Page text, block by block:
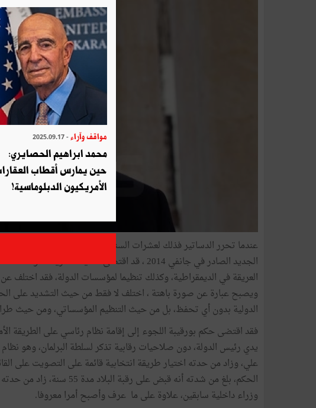
عندما تحرر الدساتير فذلك لعشرات السنين، فليس من المنطق أن يتم
الجديد الصادر في جانفي 2014 ، قد اقتضى تنظيما
ويصبح عبارة عن صورة باهتة ، اختلف لا فقط من حيث التشديد على
الدولية بدون أي تحفظ، بل من حيث التنظيم المؤسساتي، ومن حيث
فقد اقتضى حكم بورقيبة اللجوء إلى إقامة نظام رئاسي على الطريقة
يدي رئيس الدولة، دون صلاحيات رقابية تذكر لسلطة البرلمان، وهو
علي، وزاد من حدته اختيار طريقة انتخابية قائمة على التصويت على
الحكم، بلغ من شدته أنه قبض
وزراء داخلية سابقين، علاوة على ما عرف وأصبح أمرا معروفا.
مواقف وآراء - 2025.09.17
محمد ابراهيم الحصايري:
حين يمارس أقطاب
الأمريكيون الدبلوماسية!